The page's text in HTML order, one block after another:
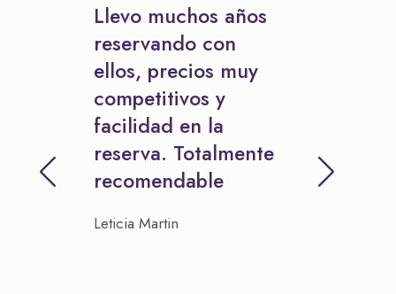
Llevo muchos años
reservando con
ellos, precios muy
competitivos y
facilidad en la
reserva. Totalmente
recomendable
Leticia Martin